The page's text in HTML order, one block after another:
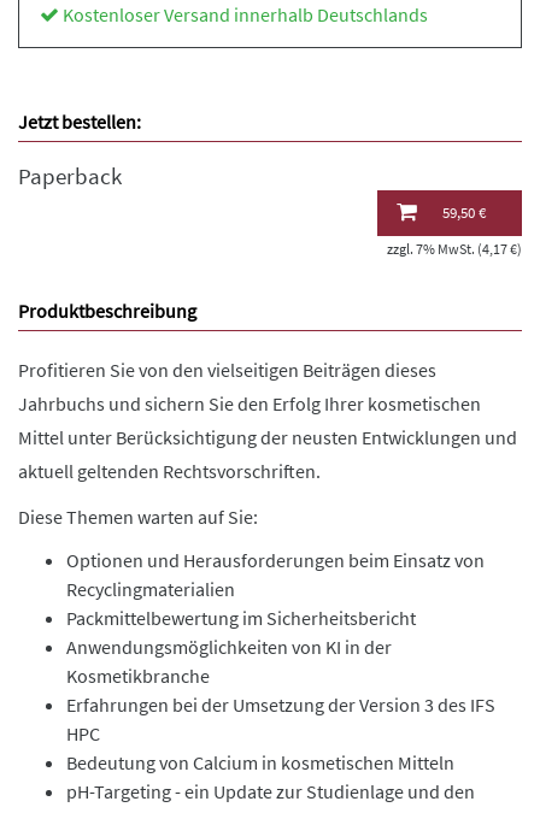
Kostenloser Versand innerhalb Deutschlands
Jetzt bestellen:
Paperback
59,50 €
zzgl. 7% MwSt. (4,17 €)
Produktbeschreibung
Profitieren Sie von den vielseitigen Beiträgen dieses
Jahrbuchs und sichern Sie den Erfolg Ihrer kosmetischen
Mittel unter Berücksichtigung der neusten Entwicklungen und
aktuell geltenden Rechtsvorschriften.
Diese Themen warten auf Sie:
Optionen und Herausforderungen beim Einsatz von
Recyclingmaterialien
Packmittelbewertung im Sicherheitsbericht
Anwendungsmöglichkeiten von KI in der
Kosmetikbranche
Erfahrungen bei der Umsetzung der Version 3 des IFS
HPC
Bedeutung von Calcium in kosmetischen Mitteln
pH-Targeting - ein Update zur Studienlage und den